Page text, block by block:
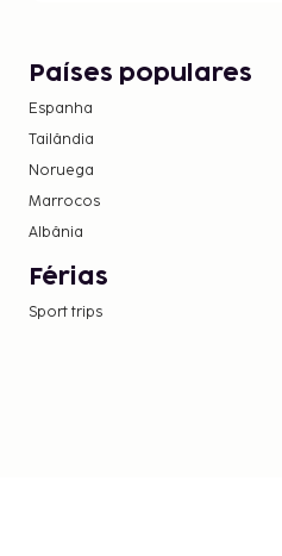
Países populares
Espanha
Tailândia
Noruega
Marrocos
Albânia
Férias
Sport trips